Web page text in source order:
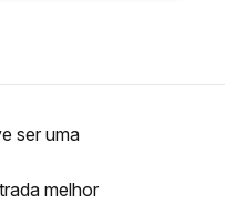
ser uma
melhor